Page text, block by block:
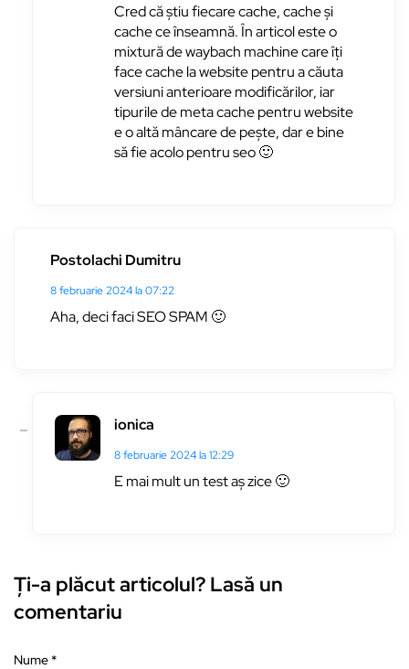
Cred că știu fiecare cache, cache și
cache ce înseamnă. În articol este o
mixtură de waybach machine care îți
face cache la website pentru a căuta
versiuni anterioare modificărilor, iar
tipurile de meta cache pentru website
e o altă mâncare de pește, dar e bine
să fie acolo pentru seo 🙂
Postolachi Dumitru
8 februarie 2024 la 07:22
Aha, deci faci SEO SPAM 🙂
ionica
8 februarie 2024 la 12:29
E mai mult un test aș zice 🙂
Ți-a plăcut articolul? Lasă un
comentariu
Nume *